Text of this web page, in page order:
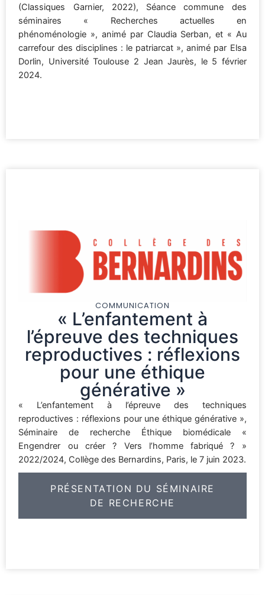
(Classiques Garnier, 2022), Séance commune des
séminaires « Recherches actuelles en
phénoménologie », animé par Claudia Serban, et « Au
carrefour des disciplines : le patriarcat », animé par Elsa
Dorlin, Université Toulouse 2 Jean Jaurès, le 5 février
2024.
COMMUNICATION
« L’enfantement à
l’épreuve des techniques
reproductives : réflexions
pour une éthique
générative »
« L’enfantement à l’épreuve des techniques
reproductives : réflexions pour une éthique générative »,
Séminaire de recherche Éthique biomédicale «
Engendrer ou créer ? Vers l’homme fabriqué ? »
2022/2024, Collège des Bernardins, Paris, le 7 juin 2023.
PRÉSENTATION DU SÉMINAIRE
DE RECHERCHE